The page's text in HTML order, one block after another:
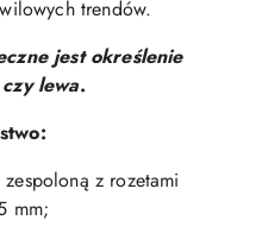
trendów.
jest określenie
lewa.
z rozetami
mm;